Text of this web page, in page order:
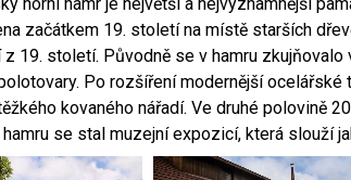
začátkem 19. století na místě starších
z 19. století. Původně se v hamru
Po rozšíření modernější
kovaného nářadí. Ve druhé polovině
se stal muzejní expozicí, která slouží